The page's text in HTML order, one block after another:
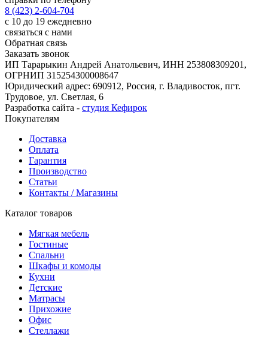
8 (423) 2-604-704
с 10 до 19 ежедневно
связаться с нами
Обратная связь
Заказать звонок
ИП Тарарыкин Андрей Анатольевич, ИНН 253808309201,
ОГРНИП 315254300008647
Юридический адрес: 690912, Россия, г. Владивосток, пгт.
Трудовое, ул. Светлая, 6
Разработка сайта - студия Кефирок
Покупателям
Доставка
Оплата
Гарантия
Производство
Статьи
Контакты / Магазины
Каталог товаров
Мягкая мебель
Гостиные
Спальни
Шкафы и комоды
Кухни
Детские
Матрасы
Прихожие
Офис
Стеллажи